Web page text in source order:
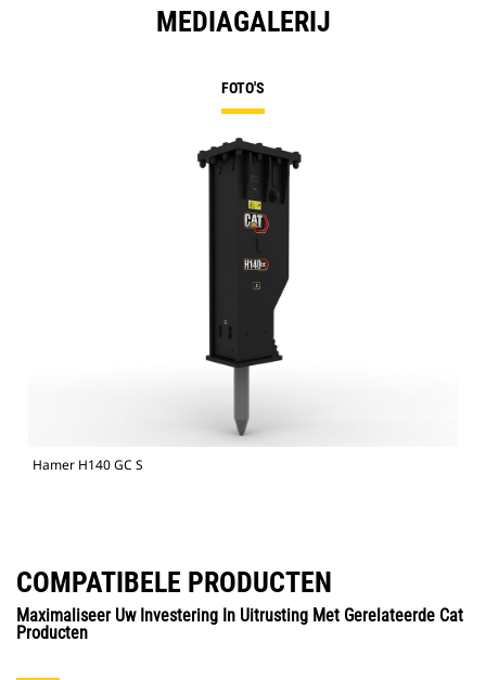
MEDIAGALERIJ
FOTO'S
Hamer H140 GC S
COMPATIBELE PRODUCTEN
Maximaliseer Uw Investering In Uitrusting Met Gerelateerde Cat
Producten